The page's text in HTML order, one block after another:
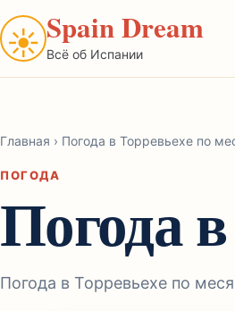
☀Spain Dream
Всё об Испании
Главная › Погода в Торревьехе по
ПОГОДА
Погода
Погода в Торревьехе по